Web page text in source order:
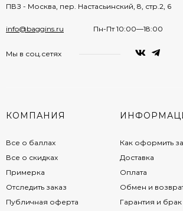
ПВЗ - Москва, пер. Настасьинский, 8, стр.2, 6
info@baggins.ru Пн-Пт 10:00—18:00
Мы в соц.сетях
КОМПАНИЯ
Все о баллах
Все о скидках
Примерка
Отследить заказ
Публичная оферта
Как оформить
Доставка
Оплата
Обмен и
Гарантия и брак